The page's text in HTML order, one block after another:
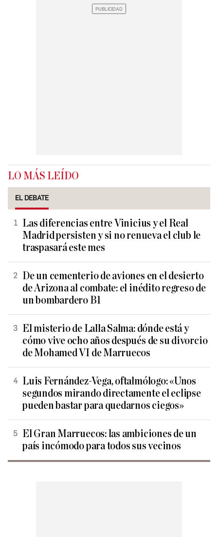
LO MÁS LEÍDO
EL DEBATE
Las diferencias entre Vinicius y el Real
Madrid persisten y si no renueva el club le
traspasará este mes
De un cementerio de aviones en el desierto
de Arizona al combate: el inédito regreso de
un bombardero B1
El misterio de Lalla Salma: dónde está y
cómo vive ocho años después de su divorcio
de Mohamed VI de Marruecos
Luis Fernández-Vega, oftalmólogo: «Unos
segundos mirando directamente el eclipse
pueden bastar para quedarnos ciegos»
El Gran Marruecos: las ambiciones de un
país incómodo para todos sus vecinos